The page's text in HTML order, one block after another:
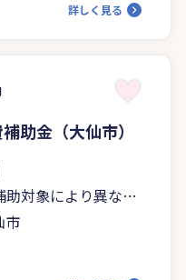
詳しく見る
助金（大仙市）
対象により異な
市